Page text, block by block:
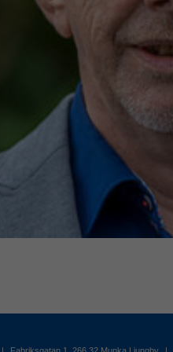
| Fabriksgatan 1, 266 32 Munka Ljungby |